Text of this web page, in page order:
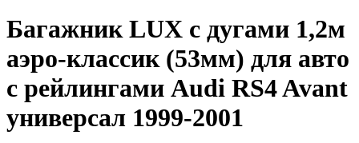
Багажник LUX с дугами 1,2м
аэро-классик (53мм) для авто
с рейлингами Audi RS4 Avant
универсал 1999-2001